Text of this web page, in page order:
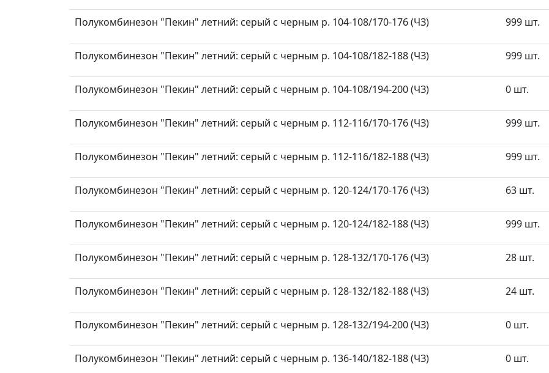
Полукомбинезон "Пекин" летний: серый с черным р. 104-108/170-176 (ЧЗ) 999 шт.
Полукомбинезон "Пекин" летний: серый с черным р. 104-108/182-188 (ЧЗ) 999 шт.
Полукомбинезон "Пекин" летний: серый с черным р. 104-108/194-200 (ЧЗ) 0 шт.
Полукомбинезон "Пекин" летний: серый с черным р. 112-116/170-176 (ЧЗ) 999 шт.
Полукомбинезон "Пекин" летний: серый с черным р. 112-116/182-188 (ЧЗ) 999 шт.
Полукомбинезон "Пекин" летний: серый с черным р. 120-124/170-176 (ЧЗ) 63 шт.
Полукомбинезон "Пекин" летний: серый с черным р. 120-124/182-188 (ЧЗ) 999 шт.
Полукомбинезон "Пекин" летний: серый с черным р. 128-132/170-176 (ЧЗ) 28 шт.
Полукомбинезон "Пекин" летний: серый с черным р. 128-132/182-188 (ЧЗ) 24 шт.
Полукомбинезон "Пекин" летний: серый с черным р. 128-132/194-200 (ЧЗ) 0 шт.
Полукомбинезон "Пекин" летний: серый с черным р. 136-140/182-188 (ЧЗ) 0 шт.